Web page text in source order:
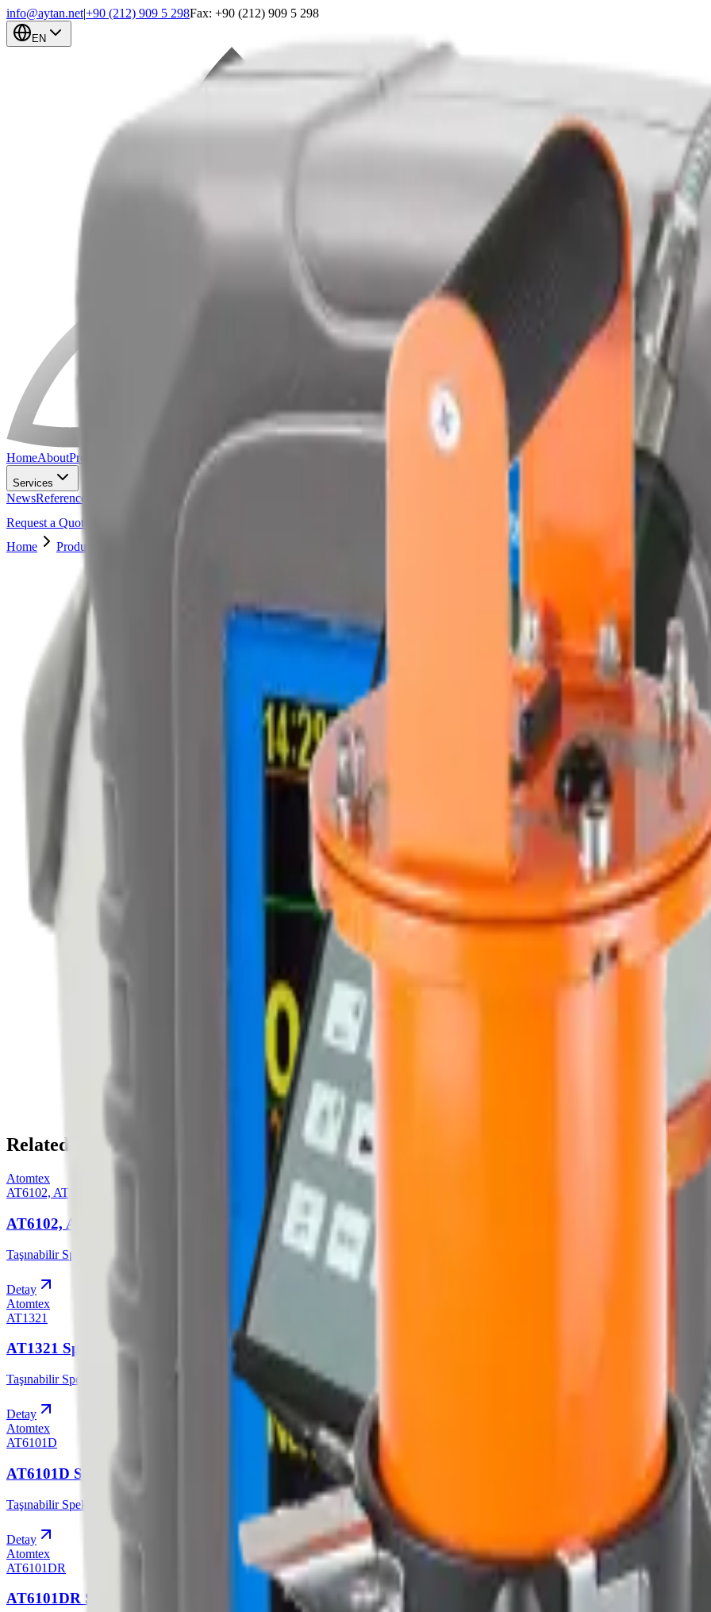
info@aytan.net|+90 (212) 909 5 298Fax: +90 (212) 909 5 298
EN
AYTAN
Teknoloji
HomeAboutProducts
Services
NewsReferences
Request a Quote
Home
Products
Request a Quote
Features
500 metrenin üzerinde derinliklerde nesneler için radyasyon parametrelerinin ölçümü
Kapalı kapta akıllı prob
Ölçüm sonuçları izlenen radyonüklid konsantrasyon tahsisi veya gama radyasyon doz hızı indeks haritaları olarak görülebilir
Mevcut ölçüm geometrileri: 2π ve 4π steradyan
Yakın plan doz oranı seviyesi artışı anında tespiti
Dahili jiroskop verici
Otomatik LED ve ölçüm sıcaklık dengelemesi
Doğal olarak oluşan radyonüklid 40K ile KCl tuz içeren onay örneği kullanarak prosedür ve parametre kontrolü kurma
Otomatik numune radyonüklid içerik tanımlaması ile detaylı spektrum analizi için uzman modu
Sonra okuma seçeneği ile 140.000'e kadar ölçülen spektrumları kalıcı belleğe depolar
Ölçüm verileri özel bir yazılım ile daha detaylı işlenmek üzere bilgisayara aktarılabilir (Google Earth Pro Google Earth, Ozi Explorer,
Related Products
Atomtex
AT6102, AT6102A, AT6102B
AT6102, AT6102A, AT6102B Spektrometresi
Taşınabilir Spektrometreler
Detay
Atomtex
AT1321
AT1321 Spektrometresi
Taşınabilir Spektrometreler
Detay
Atomtex
AT6101D
AT6101D Spektrometresi
Taşınabilir Spektrometreler
Detay
Atomtex
AT6101DR
AT6101DR Spektrometresi